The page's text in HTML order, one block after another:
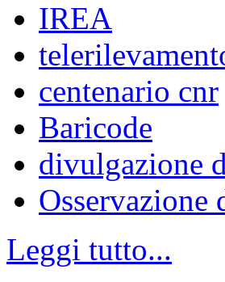
IREA
centenario cnr
Baricode
divulgazione
Osservazione
Leggi tutto...